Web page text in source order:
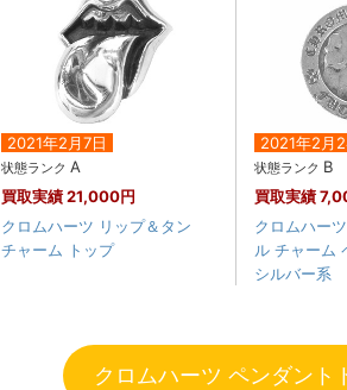
2021年2月7日
状態ランク A
買取実績21,000円
クロムハーツ リップ＆タン
チャーム トップ
2021年2月
状態ランク B
買取実績
クロムハー
ル チャーム
シルバー系
クロムハーツ ペンダント